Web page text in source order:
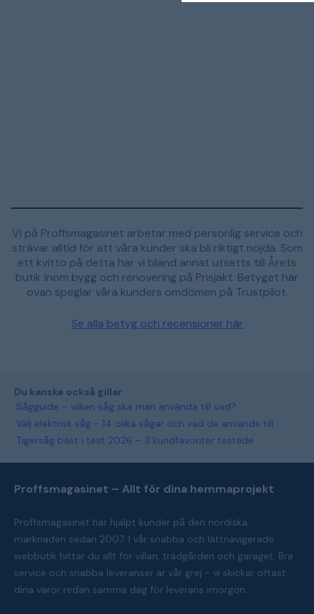
Vi på Proffsmagasinet arbetar med personlig service och
strävar alltid för att våra kunder ska bli riktigt nöjda. Som
ett kvitto på detta har vi bland annat utsetts till Årets
butik inom bygg och renovering på Prisjakt. Betyget här
ovan speglar våra kunders omdömen på Trustpilot.
Se alla betyg och recensioner här
Du kanske också gillar
Sågguide – vilken såg ska man använda till vad?
Välj elektrisk såg - 14 olika sågar och vad de används till
Tigersåg bäst i test 2026 – 3 kundfavoriter testade
Proffsmagasinet – Allt för dina hemmaprojekt
Proffsmagasinet har hjälpt kunder på den nordiska
marknaden sedan 2007. I vår snabba och lättnavigerade
webbutik hittar du allt för villan, trädgården och garaget. Bra
service och snabba leveranser är vår grej - vi skickar oftast
dina varor redan samma dag för leverans imorgon.